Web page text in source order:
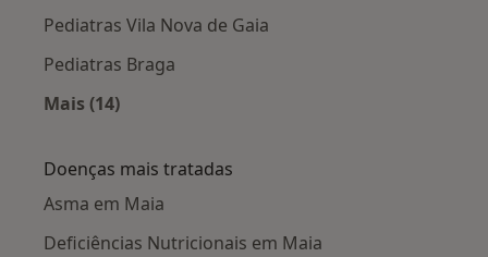
Pediatras Vila Nova de Gaia
Pediatras Braga
Mais (14)
Doenças mais tratadas
Asma em Maia
Deficiências Nutricionais em Maia